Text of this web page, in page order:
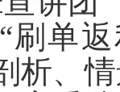
刷单
析、